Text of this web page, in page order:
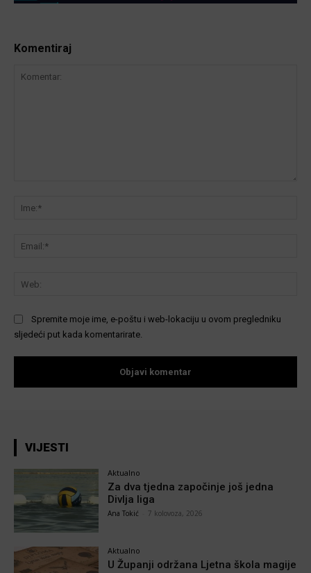
Komentiraj
Spremite moje ime, e-poštu i web-lokaciju u ovom pregledniku
sljedeći put kada komentarirate.
VIJESTI
Aktualno
Za dva tjedna započinje još jedna
Divlja liga
Ana Tokić 7 kolovoza, 2026
Aktualno
U Županji održana Ljetna škola magije